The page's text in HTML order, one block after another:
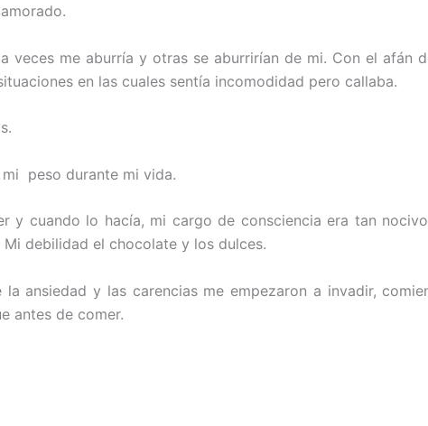
veces me aburría y otras se aburrirían de mi. Con el afán
en las cuales sentía incomodidad pero callaba.
peso durante mi vida.
y cuando lo hacía, mi cargo de consciencia era tan
debilidad el chocolate y los dulces.
ansiedad y las carencias me empezaron a invadir,
antes de comer.